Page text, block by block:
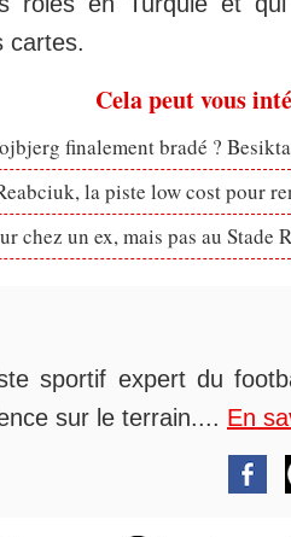
cartes.
Cela peut vous
finalement bradé ?
la piste low cost pour
chez un ex, mais pas au Stade
sportif expert du
sur le terrain.... En